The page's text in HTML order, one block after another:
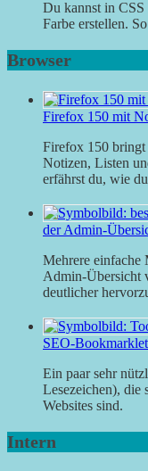
Du kannst in
Farbe erstellen.
Browser
Firefox 150 mit
Firefox 150 bringt
Notizen, Listen
erfährst du, wie
der Admin-
Mehrere einfache
Admin-Übersicht
deutlicher
SEO-
Ein paar sehr
Lesezeichen), die
Websites sind.
Intern